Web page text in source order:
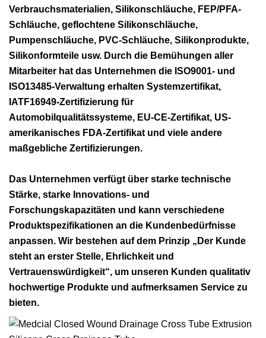
Verbrauchsmaterialien, Silikonschläuche, FEP/PFA-
Schläuche, geflochtene Silikonschläuche,
Pumpenschläuche, PVC-Schläuche, Silikonprodukte,
Silikonformteile usw. Durch die Bemühungen aller
Mitarbeiter hat das Unternehmen die ISO9001- und
ISO13485-Verwaltung erhalten Systemzertifikat,
IATF16949-Zertifizierung für
Automobilqualitätssysteme, EU-CE-Zertifikat, US-
amerikanisches FDA-Zertifikat und viele andere
maßgebliche Zertifizierungen.
Das Unternehmen verfügt über starke technische
Stärke, starke Innovations- und
Forschungskapazitäten und kann verschiedene
Produktspezifikationen an die Kundenbedürfnisse
anpassen. Wir bestehen auf dem Prinzip „Der Kunde
steht an erster Stelle, Ehrlichkeit und
Vertrauenswürdigkeit“, um unseren Kunden qualitativ
hochwertige Produkte und aufmerksamen Service zu
bieten.